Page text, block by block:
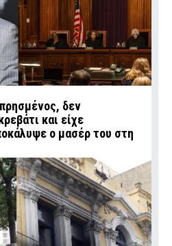
δεν
και είχε
ο μασέρ του στη